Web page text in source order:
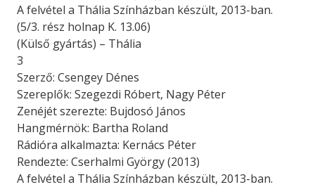
A felvétel a Thália Színházban készült, 2013-ban.
(5/3. rész holnap K. 13.06)
(Külső gyártás) – Thália
3
Szerző: Csengey Dénes
Szereplők: Szegezdi Róbert, Nagy Péter
Zenéjét szerezte: Bujdosó János
Hangmérnök: Bartha Roland
Rádióra alkalmazta: Kernács Péter
Rendezte: Cserhalmi György (2013)
A felvétel a Thália Színházban készült, 2013-ban.